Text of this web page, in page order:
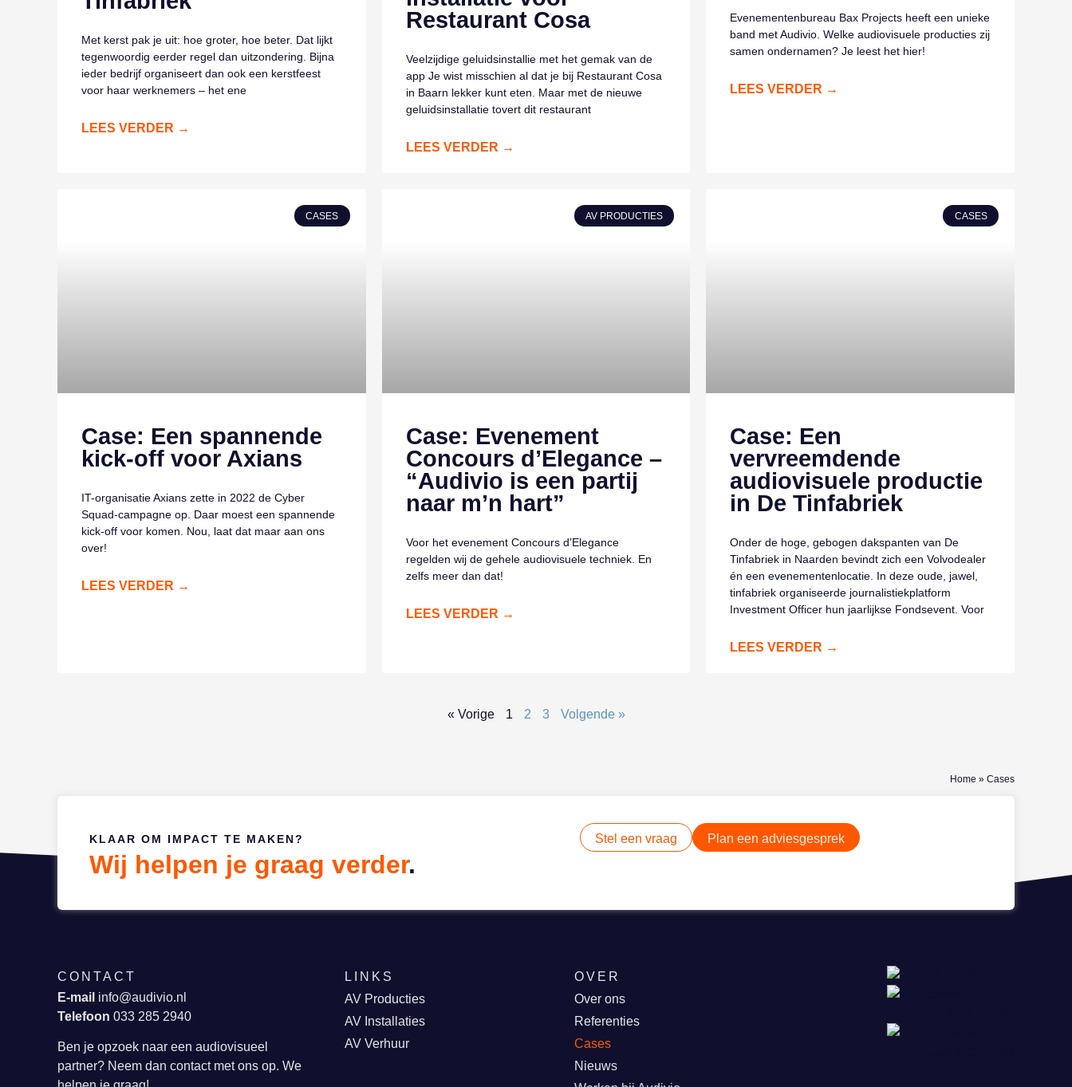
Met kerst pak je uit: hoe groter, hoe beter. Dat lijkt
tegenwoordig eerder regel dan uitzondering. Bijna
ieder bedrijf organiseert dan ook een kerstfeest
voor haar werknemers – het ene
LEES VERDER →
Restaurant Cosa
Veelzijdige geluidsinstallie met het gemak van de
app Je wist misschien al dat je bij Restaurant Cosa
in Baarn lekker kunt eten. Maar met de nieuwe
geluidsinstallatie tovert dit restaurant
LEES VERDER →
Evenementenbureau Bax Projects heeft een unieke
band met Audivio. Welke audiovisuele producties zij
samen ondernamen? Je leest het hier!
LEES VERDER →
CASES
Case: Een spannende
kick-off voor Axians
IT-organisatie Axians zette in 2022 de Cyber
Squad-campagne op. Daar moest een spannende
kick-off voor komen. Nou, laat dat maar aan ons
over!
LEES VERDER →
AV PRODUCTIES
Case: Evenement
Concours d’Elegance –
“Audivio is een partij
naar m’n hart”
Voor het evenement Concours d’Elegance
regelden wij de gehele audiovisuele techniek. En
zelfs meer dan dat!
LEES VERDER →
CASES
Case: Een
vervreemdende
audiovisuele productie
in De Tinfabriek
Onder de hoge, gebogen dakspanten van De
Tinfabriek in Naarden bevindt zich een Volvodealer
én een evenementenlocatie. In deze oude, jawel,
tinfabriek organiseerde journalistiekplatform
Investment Officer hun jaarlijkse Fondsevent. Voor
LEES VERDER →
« Vorige 1 2 3 Volgende »
Home » Cases
KLAAR OM IMPACT TE MAKEN?
Wij helpen je graag verder.
Stel een vraag Plan een adviesgesprek
CONTACT
E-mail info@audivio.nl
Telefoon 033 285 2940
Ben je opzoek naar een audiovisueel
partner? Neem dan contact met ons op. We
LINKS
AV Producties
AV Installaties
AV Verhuur
OVER
Over ons
Referenties
Cases
Nieuws